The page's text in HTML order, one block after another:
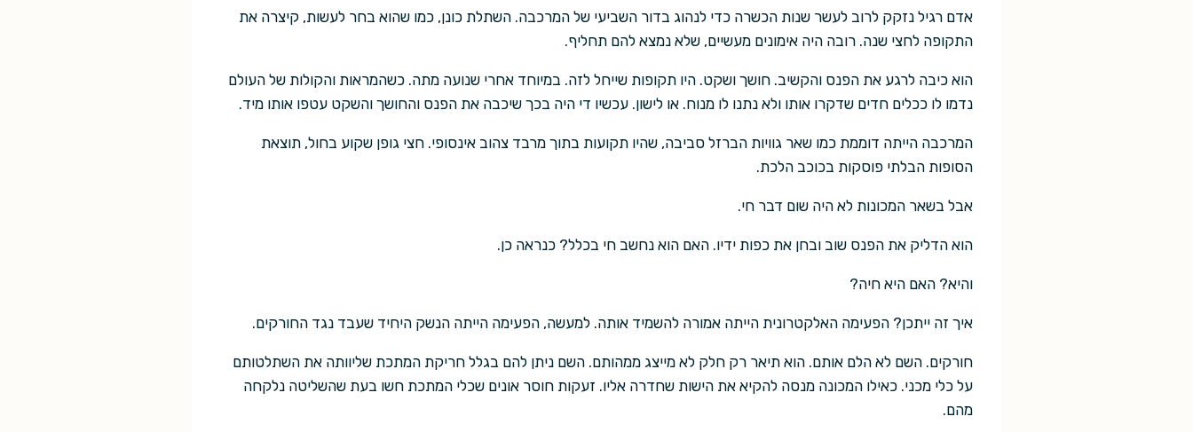
אדם רגיל נזקק לרוב לעשר שנות הכשרה כדי לנהוג בדור השביעי של המרכבה. השתלת כונן, כמו שהוא בחר לעשות, קיצרה את
התקופה לחצי שנה. רובה היה אימונים מעשיים, שלא נמצא להם תחליף.
הוא כיבה לרגע את הפנס והקשיב. חושך ושקט. היו תקופות שייחל לזה. במיוחד אחרי שנועה מתה. כשהמראות והקולות של העולם
נדמו לו ככלים חדים שדקרו אותו ולא נתנו לו מנוח. או לישון. עכשיו די היה בכך שיכבה את הפנס והחושך והשקט עטפו אותו מיד.
המרכבה הייתה דוממת כמו שאר גוויות הברזל סביבה, שהיו תקועות בתוך מרבד צהוב אינסופי. חצי גופן שקוע בחול, תוצאת
הסופות הבלתי פוסקות בכוכב הלכת.
אבל בשאר המכונות לא היה שום דבר חי.
הוא הדליק את הפנס שוב ובחן את כפות ידיו. האם הוא נחשב חי בכלל? כנראה כן.
והיא? האם היא חיה?
איך זה ייתכן? הפעימה האלקטרונית הייתה אמורה להשמיד אותה. למעשה, הפעימה הייתה הנשק היחיד שעבד נגד החורקים.
חורקים. השם לא הלם אותם. הוא תיאר רק חלק לא מייצג ממהותם. השם ניתן להם בגלל חריקת המתכת שליוותה את השתלטותם
על כלי מכני. כאילו המכונה מנסה להקיא את הישות שחדרה אליו. זעקות חוסר אונים שכלי המתכת חשו בעת שהשליטה נלקחה
מהם.